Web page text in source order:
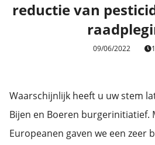
reductie van
09/06/2022
Waarschijnlijk heeft u uw stem
Bijen en Boeren burgerinitiatief.
Europeanen gaven we een zeer